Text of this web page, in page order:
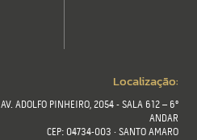
Localização:
AV. ADOLFO PINHEIRO, 2054 - SALA 612 – 6º
ANDAR
CEP: 04734-003 · SANTO AMARO